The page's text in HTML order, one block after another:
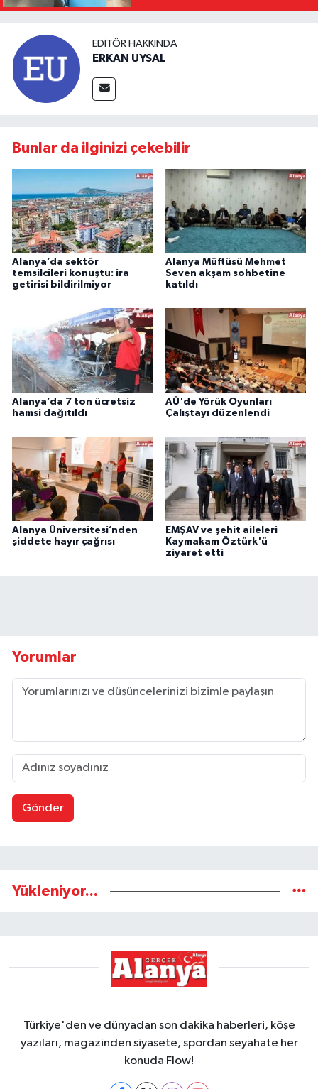
EDITÖR HAKKINDA
ERKAN UYSAL
Bunlar da ilginizi çekebilir
Alanya’da sektör
temsilcileri konuştu: ira
getirisi bildirilmiyor
Alanya Müftüsü Mehmet
Seven akşam sohbetine
katıldı
Alanya’da 7 ton ücretsiz
hamsi dağıtıldı
AÜ'de Yörük Oyunları
Çalıştayı düzenlendi
Alanya Üniversitesi’nden
şiddete hayır çağrısı
EMŞAV ve şehit aileleri
Kaymakam Öztürk'ü
ziyaret etti
Yorumlar
Gönder
Yükleniyor...
Türkiye'den ve dünyadan son dakika haberleri, köşe
yazıları, magazinden siyasete, spordan seyahate her
konuda Flow!